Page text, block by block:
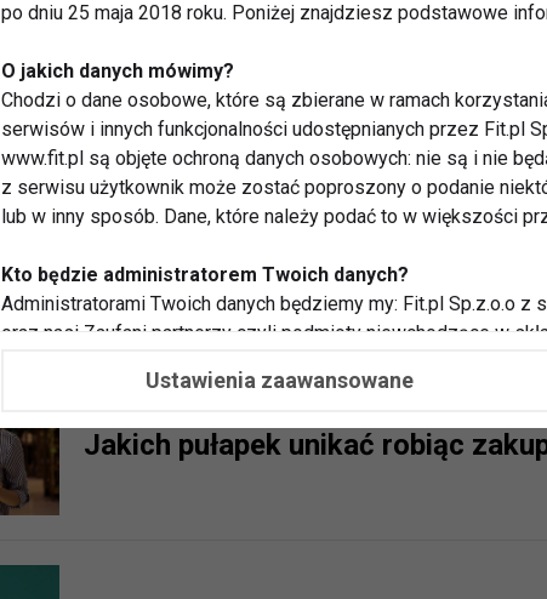
Dietetyk - wybierz skuteczne
Wakacje 2022 okiem dietetyka -
frytki
Jakich pułapek unikać robiąc
po dniu 25 maja 2018 roku. Poniżej znajdziesz podstawowe
O jakich danych mówimy?
Chodzi o dane osobowe, które są zbierane w ramach
serwisów i innych funkcjonalności udostępnianych przez Fit.pl
www.fit.pl są objęte ochroną danych osobowych: nie są i nie
z serwisu użytkownik może zostać poproszony o podanie
lub w inny sposób. Dane, które należy podać to w większości
Kto będzie administratorem Twoich danych?
Administratorami Twoich danych będziemy my: Fit.pl Sp.z.o.o
oraz nasi Zaufani partnerzy czyli podmioty niewchodzące w
potrzeb i zainteresowań.
Dlaczego chcemy przetwarzać Twoje dane?
Przetwarzamy te dane w celach, aby:
dopasować treści stron i ich tematykę, w tym tematykę
zapewnić Ci większe bezpieczeństwo usług, w tym aby wykryć
Ustawienia zaawansowane